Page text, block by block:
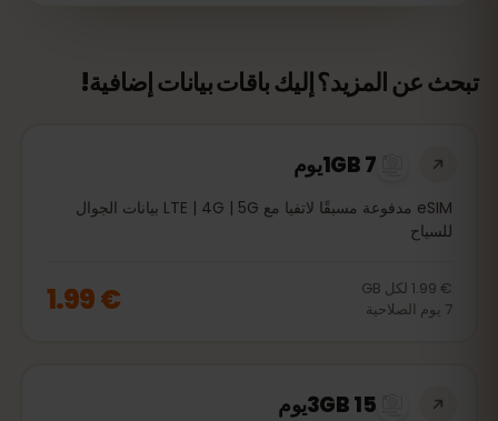
تبحث عن المزيد؟ إليك باقات بيانات إضافية!
1GB 7يوم
eSIM مدفوعة مسبقًا لاتفيا مع LTE | 4G | 5G بيانات الجوال
للسياح
€ 1.99 لكل GB
7 يوم الصلاحية € 1.99
3GB 15يوم